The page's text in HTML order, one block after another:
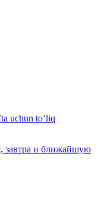
uchun to‘liq
завтра и ближайшую